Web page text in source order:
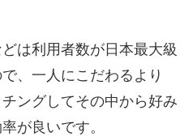
は利用者数が日本最大級
、一人にこだわるより
ングしてその中から好み
が良いです。